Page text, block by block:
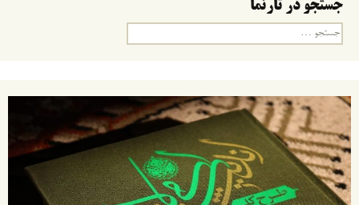
جستجو در تارنما
جستجو